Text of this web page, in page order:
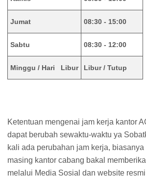
Jumat 08:30 - 15:00
Sabtu 08:30 - 12:00
Minggu / Hari Libur Libur / Tutup
Ketentuan mengenai jam kerja kantor
dapat berubah sewaktu-waktu ya
kali ada perubahan jam kerja,
masing kantor cabang bakal
melalui Media Sosial dan website